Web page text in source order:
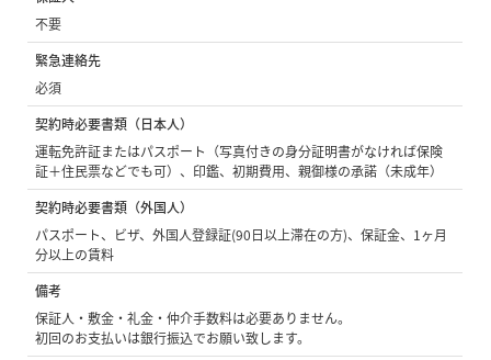
不要
緊急連絡先
必須
契約時必要書類（日本人）
運転免許証またはパスポート（写真付きの身分証明書がなければ保険
証＋住民票などでも可）、印鑑、初期費用、親御様の承諾（未成年）
契約時必要書類（外国人）
パスポート、ビザ、外国人登録証(90日以上滞在の方)、保証金、1ヶ月
分以上の賃料
備考
保証人・敷金・礼金・仲介手数料は必要ありません。
初回のお支払いは銀行振込でお願い致します。